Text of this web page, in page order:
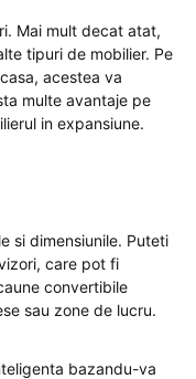
Mai mult decat atat,
tipuri de mobilier. Pe
acestea va
multe avantaje pe
in expansiune.
si dimensiunile. Puteti
care pot fi
convertibile
sau zone de lucru.
bazandu-va